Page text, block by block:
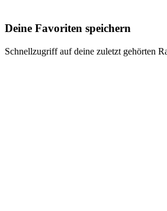
Deine Favoriten speichern
Schnellzugriff auf deine zuletzt gehörten